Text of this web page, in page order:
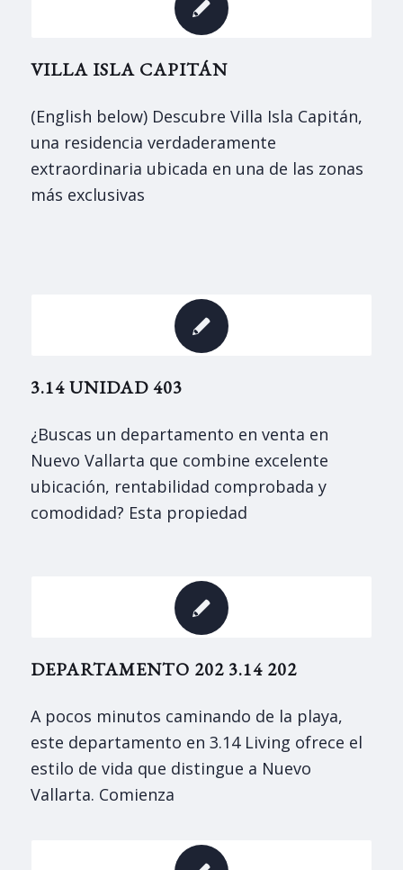
VILLA ISLA CAPITÁN
(English below) Descubre Villa Isla Capitán,
una residencia verdaderamente
extraordinaria ubicada en una de las zonas
más exclusivas
3.14 UNIDAD 403
¿Buscas un departamento en venta en
Nuevo Vallarta que combine excelente
ubicación, rentabilidad comprobada y
comodidad? Esta propiedad
DEPARTAMENTO 202 3.14 202
A pocos minutos caminando de la playa,
este departamento en 3.14 Living ofrece el
estilo de vida que distingue a Nuevo
Vallarta. Comienza